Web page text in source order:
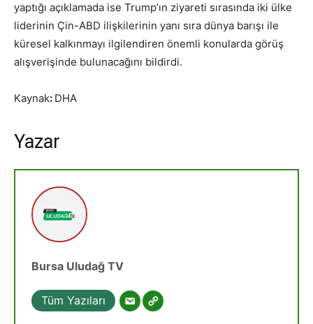
yaptığı açıklamada ise Trump’ın ziyareti sırasında iki ülke
liderinin Çin-ABD ilişkilerinin yanı sıra dünya barışı ile
küresel kalkınmayı ilgilendiren önemli konularda görüş
alışverişinde bulunacağını bildirdi.
Kaynak: DHA
Yazar
Bursa Uludağ TV
Tüm Yazıları